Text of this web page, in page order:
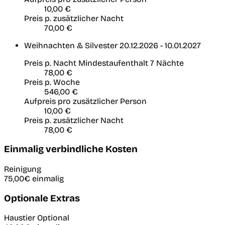
10,00 €
Preis p. zusätzlicher Nacht
70,00 €
Weihnachten & Silvester 20.12.2026 - 10.01.2027
Preis p. Nacht Mindestaufenthalt 7 Nächte
78,00 €
Preis p. Woche
546,00 €
Aufpreis pro zusätzlicher Person
10,00 €
Preis p. zusätzlicher Nacht
78,00 €
Einmalig verbindliche Kosten
Reinigung
75,00€ einmalig
Optionale Extras
Haustier Optional